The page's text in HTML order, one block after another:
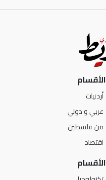
الأقسام
أردنيات
عربي و دولي
من فلسطين
اقتصاد
الأقسام